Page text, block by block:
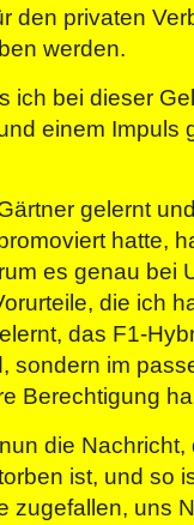
den privaten
werden.
ich bei dieser
einem Impuls
gelernt
hatte,
es genau bei
die ich
das F1-
sondern im
Berechtigung
die Nachricht,
ist, und so
zugefallen, uns